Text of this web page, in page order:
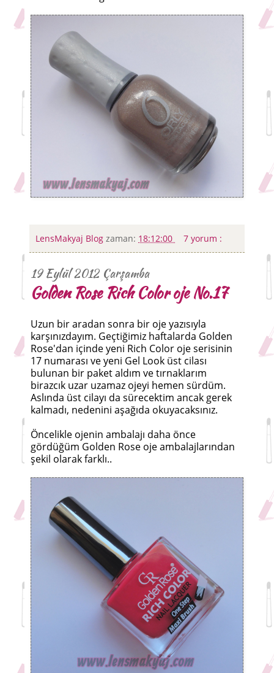
LensMakyaj Blog zaman: 18:12:00 7 yorum :
19 Eylül 2012 Çarşamba
Golden Rose Rich Color oje No.17
Uzun bir aradan sonra bir oje yazısıyla
karşınızdayım. Geçtiğimiz haftalarda Golden
Rose'dan içinde yeni Rich Color oje serisinin
17 numarası ve yeni Gel Look üst cilası
bulunan bir paket aldım ve tırnaklarım
birazcık uzar uzamaz ojeyi hemen sürdüm.
Aslında üst cilayı da sürecektim ancak gerek
kalmadı, nedenini aşağıda okuyacaksınız.
Öncelikle ojenin ambalajı daha önce
gördüğüm Golden Rose oje ambalajlarından
şekil olarak farklı..